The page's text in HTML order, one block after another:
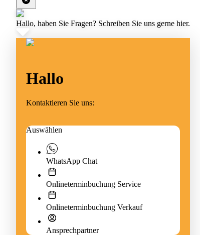
Hallo, haben Sie Fragen? Schreiben Sie uns gerne hier.
Hallo
Kontaktieren Sie uns:
Auswählen
WhatsApp Chat
Onlineterminbuchung Service
Onlineterminbuchung Verkauf
Ansprechpartner